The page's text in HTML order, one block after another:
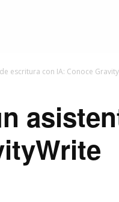
escritura con IA: Conoce